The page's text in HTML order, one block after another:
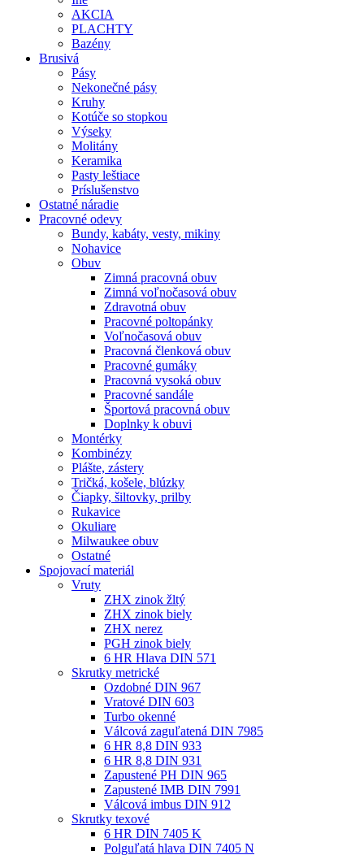
AKCIA
PLACHTY
Bazény
Brusivá
Pásy
Nekonečné pásy
Kruhy
Kotúče so stopkou
Výseky
Molitány
Keramika
Pasty leštiace
Príslušenstvo
Ostatné náradie
Pracovné odevy
Bundy, kabáty, vesty, mikiny
Nohavice
Obuv
Zimná pracovná obuv
Zimná voľnočasová obuv
Zdravotná obuv
Pracovné poltopánky
Voľnočasová obuv
Pracovná členková obuv
Pracovné gumáky
Pracovná vysoká obuv
Pracovné sandále
Športová pracovná obuv
Doplnky k obuvi
Montérky
Kombinézy
Plášte, zástery
Tričká, košele, blúzky
Čiapky, šiltovky, prilby
Rukavice
Okuliare
Milwaukee obuv
Ostatné
Spojovacímateriál
Vruty
ZHX zinok žltý
ZHX zinok biely
ZHX nerez
PGH zinok biely
6 HR Hlava DIN 571
Skrutky metrické
Ozdobné DIN 967
Vratové DIN 603
Turbo okenné
Válcová zaguľatená DIN 7985
6 HR 8,8 DIN 933
6 HR 8,8 DIN 931
Zapustené PH DIN 965
Zapustené IMB DIN 7991
Válcová imbus DIN 912
Skrutky texové
6 HR DIN 7405 K
Polguľatá hlava DIN 7405 N